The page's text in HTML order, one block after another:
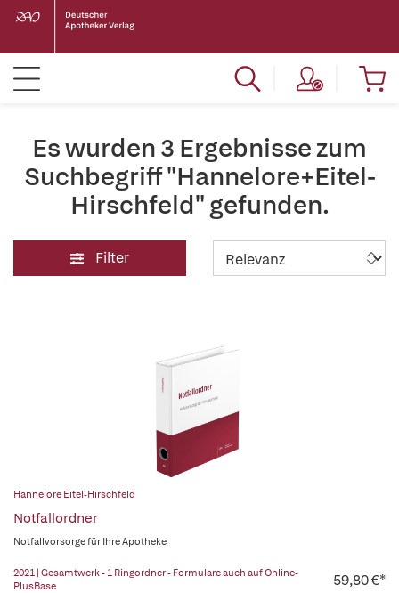
Es wurden 3 Ergebnisse zum
Suchbegriff "Hannelore+Eitel-
Hirschfeld" gefunden.
Filter
Hannelore Eitel-Hirschfeld
Notfallordner
Notfallvorsorge für Ihre Apotheke
2021 | Gesamtwerk - 1 Ringordner - Formulare auch auf Online-
PlusBase
59,80 €*